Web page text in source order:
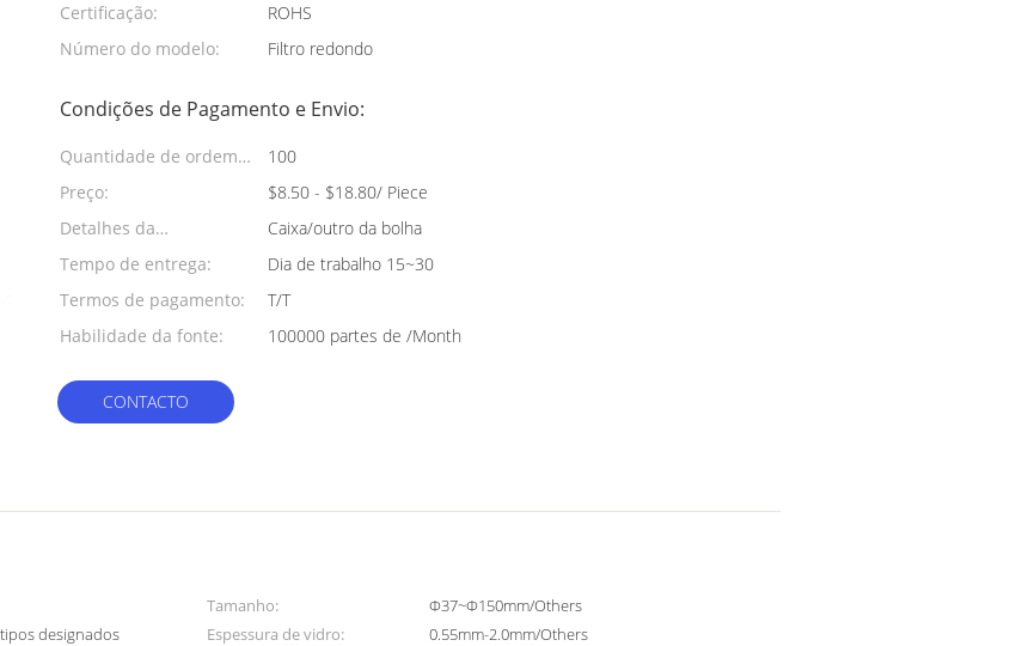
Certificação:
ROHS
Número do modelo:
Filtro redondo
Condições de Pagamento e Envio:
Quantidade de ordem
mínima:
100
Preço:
$8.50 - $18.80/ Piece
Detalhes da
embalagem:
Caixa/outro da bolha
Tempo de entrega:
Dia de trabalho 15~30
Termos de pagamento:
T/T
Habilidade da fonte:
100000 partes de /Month
CONTACTO
Tamanho:
Φ37~Φ150mm/Others
designados Espessura de vidro:
0.55mm-2.0mm/Others